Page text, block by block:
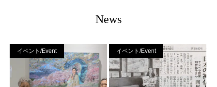
News
イベント/Event イベント/Event